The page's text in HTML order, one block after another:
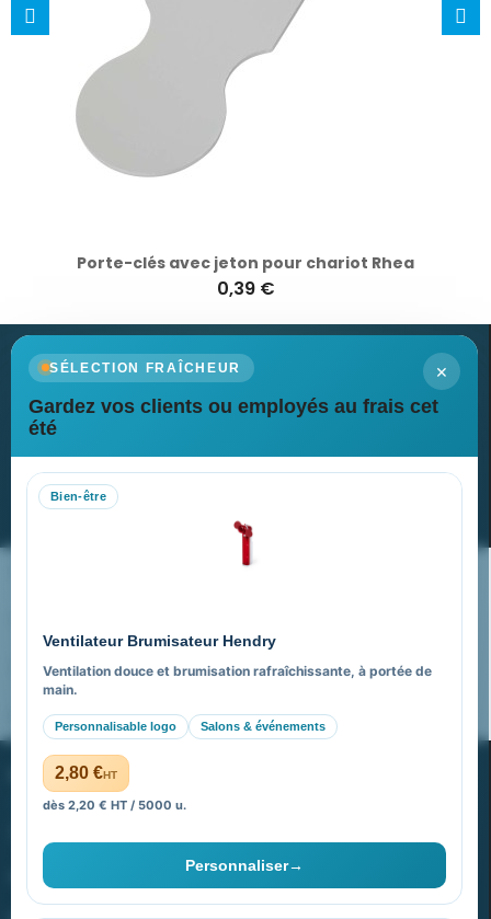
Porte-clés avec jeton pour chariot Rhea
0,39 €
×
SÉLECTION FRAÎCHEUR
Gardez vos clients ou employés au frais cet
été
Bien-être
Ventilateur Brumisateur Hendry
Ventilation douce et brumisation rafraîchissante, à portée de
main.
Personnalisable logo Salons & événements
2,80 €HT
dès 2,20 € HT / 5000 u.
Personnaliser→
Newsletter
Recevez nos dernières nouvelles et nos offres spéciales
Nos expertises & accompagnement global
FAQ sur Promenoch Goodies Pub France
Pourquoi ça a marché à 100% pour moi ?
PROMENOCH GOODIES
40 rue Madeleine Michelis